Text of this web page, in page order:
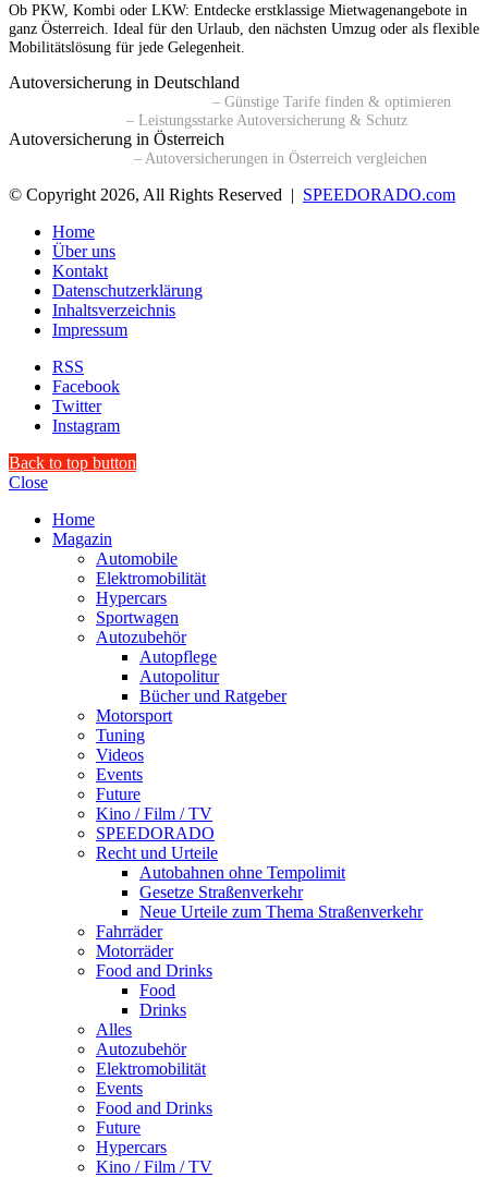
Ob PKW, Kombi oder LKW: Entdecke erstklassige Mietwagenangebote in
ganz Österreich. Ideal für den Urlaub, den nächsten Umzug oder als flexible
Mobilitätslösung für jede Gelegenheit.
Autoversicherung in Deutschland
– Günstige Tarife finden & optimieren
– Leistungsstarke Autoversicherung & Schutz
Autoversicherung in Österreich
– Autoversicherungen in Österreich vergleichen
© Copyright 2026, All Rights Reserved | SPEEDORADO.com
Home
Über uns
Kontakt
Datenschutzerklärung
Inhaltsverzeichnis
Impressum
RSS
Facebook
Twitter
Instagram
Back to top button
Close
Home
Magazin
Automobile
Elektromobilität
Hypercars
Sportwagen
Autozubehör
Autopflege
Autopolitur
Bücher und Ratgeber
Motorsport
Tuning
Videos
Events
Future
Kino / Film / TV
SPEEDORADO
Recht und Urteile
Autobahnen ohne Tempolimit
Gesetze Straßenverkehr
Neue Urteile zum Thema Straßenverkehr
Fahrräder
Motorräder
Food and Drinks
Food
Drinks
Alles
Autozubehör
Elektromobilität
Events
Food and Drinks
Future
Hypercars
Kino / Film / TV